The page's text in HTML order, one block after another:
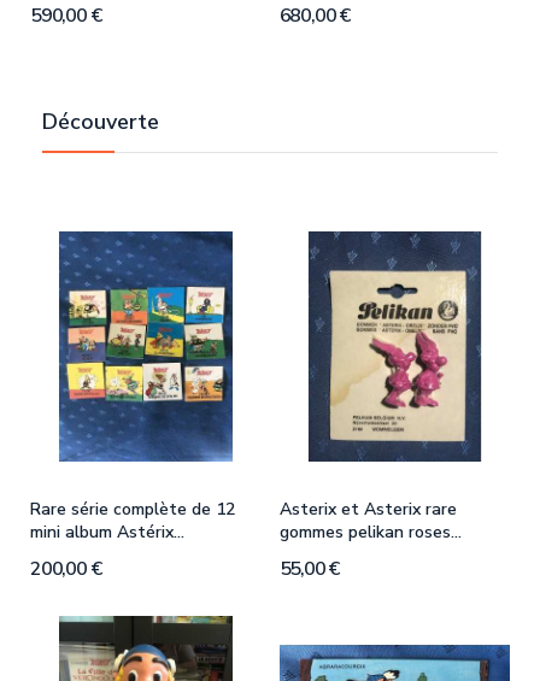
590,00 € 680,00 €
Découverte
Rare série complète de 12
mini album Astérix...
200,00 €
Asterix et Asterix rare
gommes pelikan roses...
55,00 €